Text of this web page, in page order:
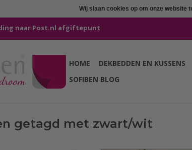
naar Post.nl afgiftepunt
HOME DEKBEDDEN EN KUSSENS
SOFIBEN BLOG
getagd met zwart/wit
Wij slaan cookies op om onze website